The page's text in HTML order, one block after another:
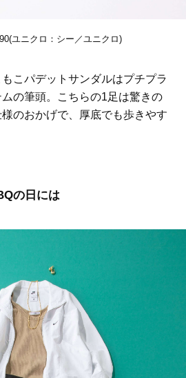
ユニクロ：シー／ユニクロ)
こパデットサンダルはプチプラ
の筆頭。こちらの1足は驚きの
のおかげで、厚底でも歩きやす
の日には